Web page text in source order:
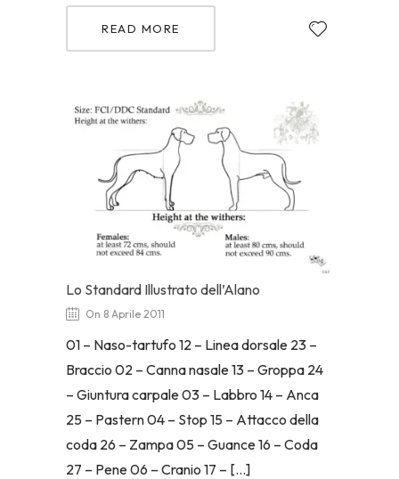
READ MORE
Lo Standard Illustrato dell’Alano
On 8 Aprile 2011
01 – Naso-tartufo 12 – Linea dorsale 23 –
Braccio 02 – Canna nasale 13 – Groppa 24
– Giuntura carpale 03 – Labbro 14 – Anca
25 – Pastern 04 – Stop 15 – Attacco della
coda 26 – Zampa 05 – Guance 16 – Coda
27 – Pene 06 – Cranio 17 – […]